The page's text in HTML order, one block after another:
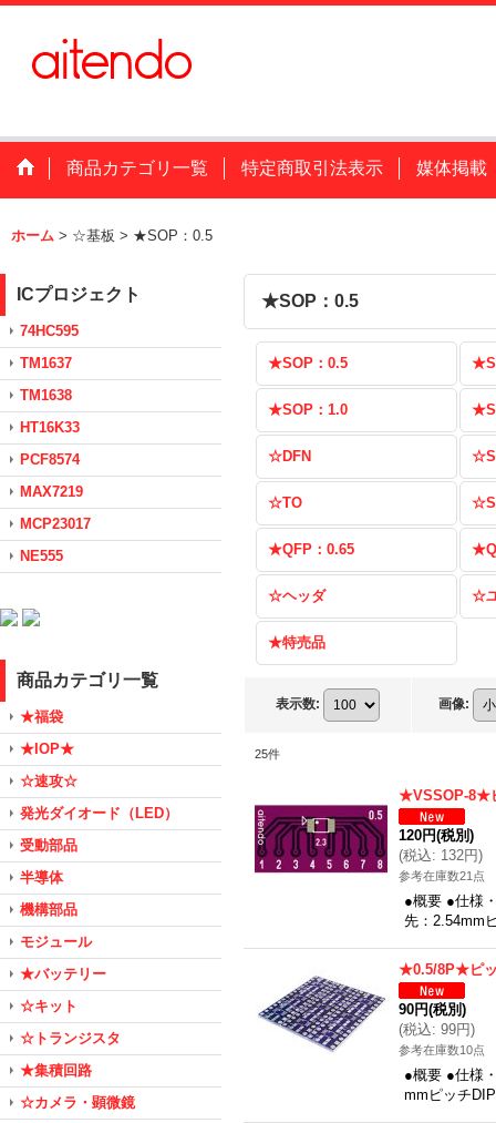
商品カテゴリ一覧 特定商取引法表示 媒体掲載
ホーム > ☆基板 > ★SOP：0.5
ICプロジェクト
74HC595
TM1637
TM1638
HT16K33
PCF8574
MAX7219
MCP23017
NE555
商品カテゴリ一覧
★福袋
★IOP★
☆速攻☆
発光ダイオード（LED）
受動部品
半導体
機構部品
モジュール
★バッテリー
☆キット
☆トランジスタ
★集積回路
☆カメラ・顕微鏡
★SOP：0.5
★SOP：0.5
★SOP：1.0
☆DFN
☆TO
★QFP：0.65
☆ヘッダ ☆
★特売品
表示数: 画像:
25件
★VSSOP-8★
120円(税別)
(税込: 132円)
参考在庫数21点
●概要 ●仕様
先：2.54mm
★0.5/8P★ピッ
90円(税別)
(税込: 99円)
参考在庫数10点
●概要 ●仕様
mmピッチ